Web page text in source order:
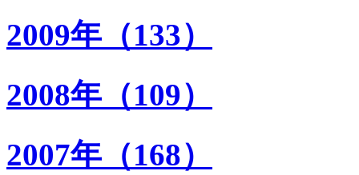
2009年（133）
2008年（109）
2007年（168）